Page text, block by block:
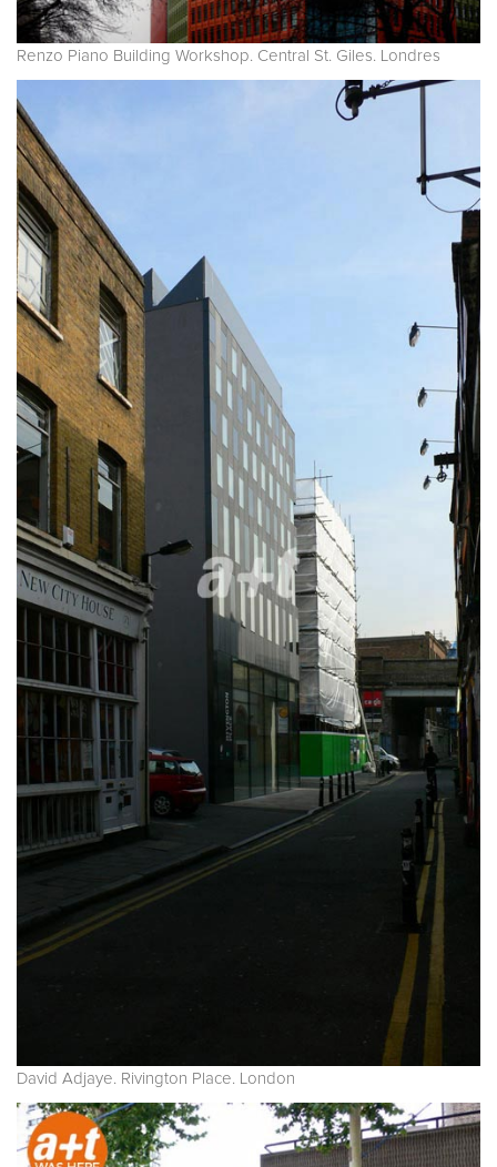
Renzo Piano Building Workshop. Central St. Giles. Londres
David Adjaye. Rivington Place. London